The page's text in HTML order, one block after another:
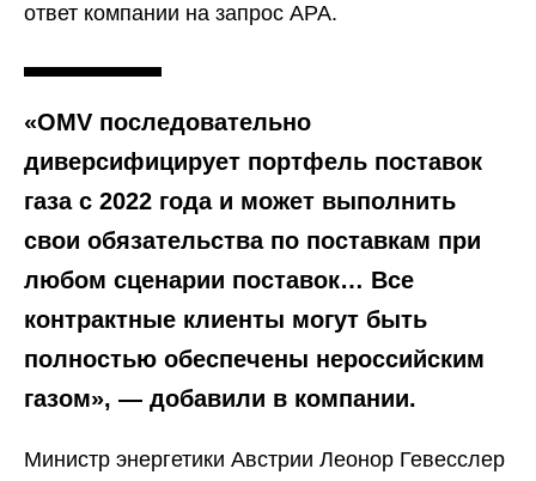
ответ компании на запрос APA.
«OMV последовательно
диверсифицирует портфель поставок
газа с 2022 года и может выполнить
свои обязательства по поставкам при
любом сценарии поставок… Все
контрактные клиенты могут быть
полностью обеспечены нероссийским
газом», — добавили в компании.
Министр энергетики Австрии Леонор Гевесслер